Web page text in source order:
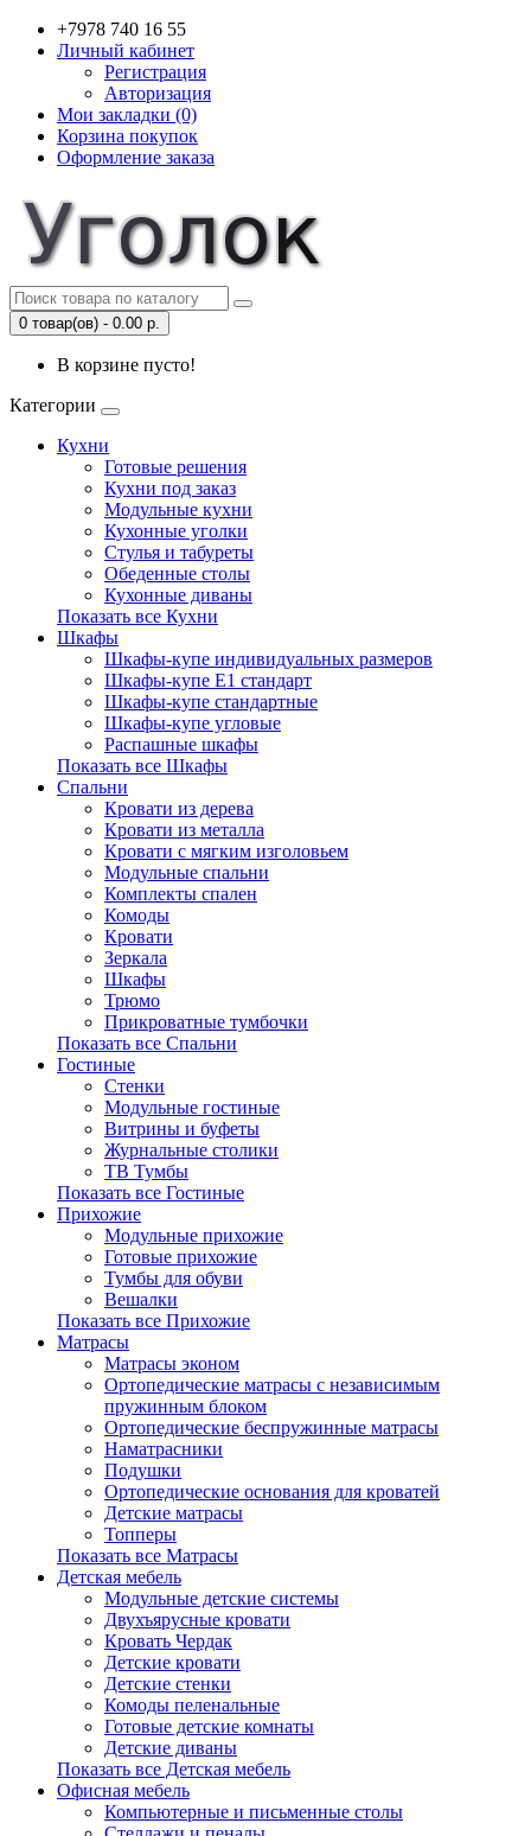
+7978 740 16 55
Личный кабинет
Регистрация
Авторизация
Мои закладки (0)
Корзина покупок
Оформление заказа
0 товар(ов) - 0.00 р.
В корзине пусто!
Категории
Кухни
Готовые решения
Кухни под заказ
Модульные кухни
Кухонные уголки
Стулья и табуреты
Обеденные столы
Кухонные диваны
Показать все Кухни
Шкафы
Шкафы-купе индивидуальных размеров
Шкафы-купе Е1 стандарт
Шкафы-купе стандартные
Шкафы-купе угловые
Распашные шкафы
Показать все Шкафы
Спальни
Кровати из дерева
Кровати из металла
Кровати с мягким изголовьем
Модульные спальни
Комплекты спален
Комоды
Кровати
Зеркала
Шкафы
Трюмо
Прикроватные тумбочки
Показать все Спальни
Гостиные
Стенки
Модульные гостиные
Витрины и буфеты
Журнальные столики
ТВ Тумбы
Показать все Гостиные
Прихожие
Модульные прихожие
Готовые прихожие
Тумбы для обуви
Вешалки
Показать все Прихожие
Матрасы
Матрасы эконом
Ортопедические матрасы с независимым
пружинным блоком
Ортопедические беспружинные матрасы
Наматрасники
Подушки
Ортопедические основания для кроватей
Детские матрасы
Топперы
Показать все Матрасы
Детская мебель
Модульные детские системы
Двухъярусные кровати
Кровать Чердак
Детские кровати
Детские стенки
Комоды пеленальные
Готовые детские комнаты
Детские диваны
Показать все Детская мебель
Офисная мебель
Компьютерные и письменные столы